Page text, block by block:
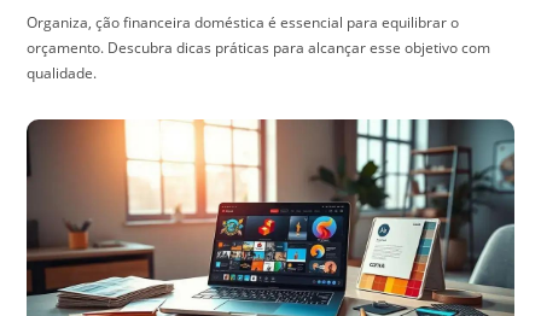
Organiza, ção financeira doméstica é essencial para equilibrar o
orçamento. Descubra dicas práticas para alcançar esse objetivo com
qualidade.